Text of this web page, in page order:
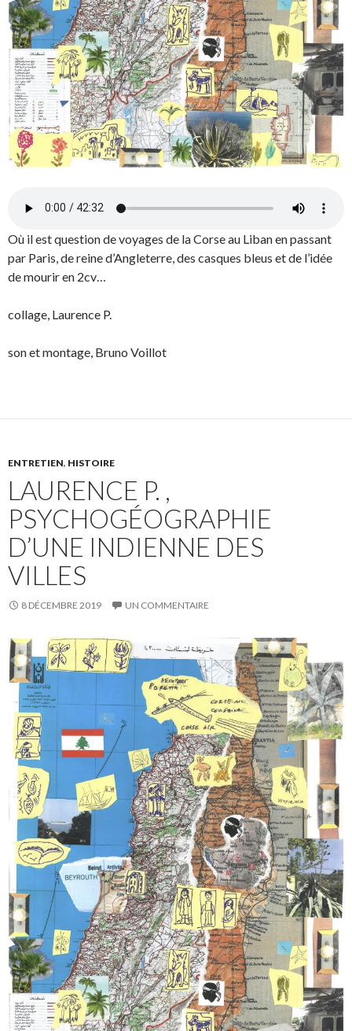
Où il est question de voyages de la Corse au Liban en passant
par Paris, de reine d’Angleterre, des casques bleus et de l’idée
de mourir en 2cv…
collage, Laurence P.
son et montage, Bruno Voillot
ENTRETIEN, HISTOIRE
LAURENCE P. ,
PSYCHOGÉOGRAPHIE
D’UNE INDIENNE DES
VILLES
8 DÉCEMBRE 2019 UN COMMENTAIRE